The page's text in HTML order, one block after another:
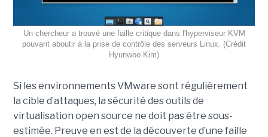
Un chercheur a trouvé une faille critique dans l'hyperviseur KVM
pouvant aboutir à la prise de contrôle des serveurs Linux. (Crédit
Hyunwoo Kim)
Si les environnements VMware sont régulièrement
la cible d’attaques, la sécurité des outils de
virtualisation open source ne doit pas être sous-
estimée. Preuve en est de la découverte d’une faille